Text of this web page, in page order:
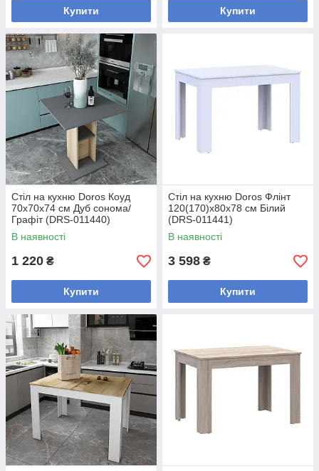
Купити Купити
Стіл на кухню Doros Коуд
70х70х74 см Дуб сонома/
Графіт (DRS-011440)
В наявності
1 220 ₴
Купити
Стіл на кухню Doros Флінт
120(170)х80х78 см Білий
(DRS-011441)
В наявності
3 598 ₴
Купити